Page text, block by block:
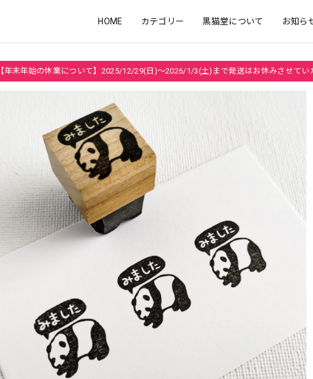
HOME カテゴリー 黒猫堂について お知ら
【年末年始の休業について】2025/12/29(日)～2026/1/3(土)まで発送はお休みさせてい